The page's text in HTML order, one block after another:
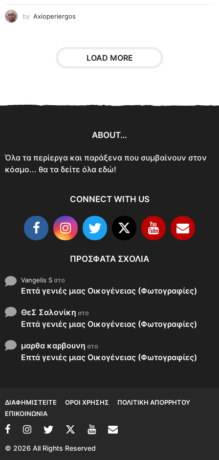
by Axioperiergos
LOAD MORE
ABOUT…
Όλα τα περίεργα και παράξενα που συμβαίνουν στον
κόσμο... θα τα δείτε όλα εδώ!
CONNECT WITH US
ΠΡΌΣΦΑΤΑ ΣΧΌΛΙΑ
Vangelis Sστο
Επτά γενιές μιας Οικογένειας (Φωτογραφίες)
ΘεΣ Σαλονίκη στο
Επτά γενιές μιας Οικογένειας (Φωτογραφίες)
μαρθα καρβουνη στο
Επτά γενιές μιας Οικογένειας (Φωτογραφίες)
ΔΙΑΦΗΜΙΣΤΕΊΤΕ ΌΡΟΙ ΧΡΉΣΗΣ
ΠΟΛΙΤΙΚΉ ΑΠΟΡΡΉΤΟΥ
ΕΠΙΚΟΙΝΩΝΊΑ
© 2026 All Rights Reserved